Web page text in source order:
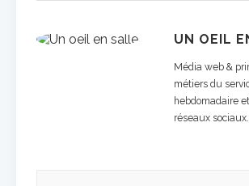
UN OEIL
Média web &
métiers du
hebdomadaire
réseaux sociaux.